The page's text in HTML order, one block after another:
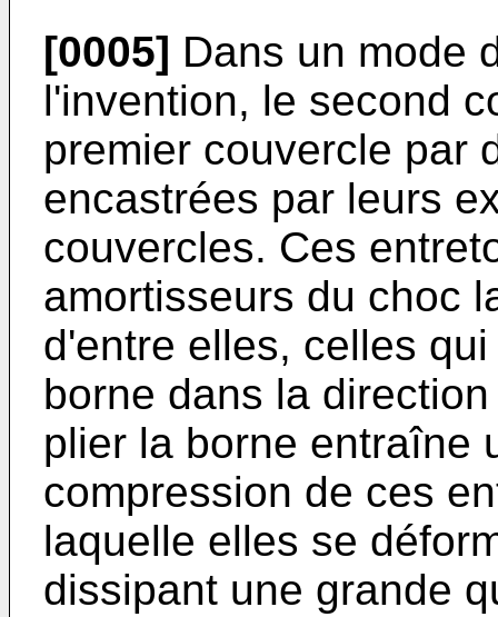
[0005] Dans un mode
l'invention, le second
premier couvercle par
encastrées par leurs
couvercles. Ces
amortisseurs du choc
d'entre elles, celles
borne dans la
plier la borne entraîne
compression de ces
laquelle elles se
dissipant une grande